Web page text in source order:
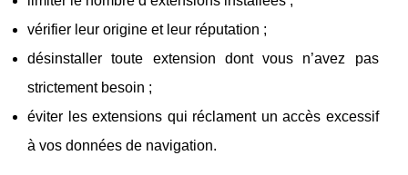
vérifier leur origine et leur réputation ;
désinstaller toute extension dont vous n’avez pas
strictement besoin ;
éviter les extensions qui réclament un accès excessif
à vos données de navigation.